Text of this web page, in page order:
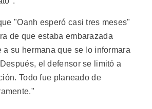
"Oanh esperó casi tres meses"
de que estaba embarazada
a su hermana que se lo informara
el defensor se limitó a
Todo fue planeado de